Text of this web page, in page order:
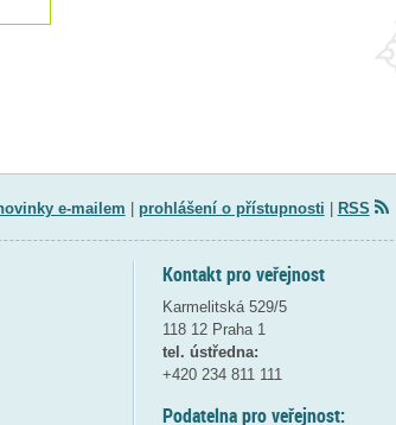
e-mailem prohlášení o přístupnosti RSS
Kontakt pro veřejnost
Karmelitská 529/5
118 12 Praha 1
tel. ústředna:
+420 234 811 111
Podatelna pro veřejnost: